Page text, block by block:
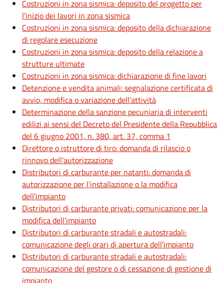
Costruzioni in zona sismica: deposito del progetto per
l'inizio dei lavori in zona sismica
Costruzioni in zona sismica: deposito della dichiarazione
di regolare esecuzione
Costruzioni in zona sismica: deposito della relazione a
strutture ultimate
Costruzioni in zona sismica: dichiarazione di fine lavori
Detenzione e vendita animali: segnalazione certificata di
avvio, modifica o variazione dell'attività
Determinazione della sanzione pecuniaria di interventi
edilizi ai sensi del Decreto del Presidente della Repubblica
del 6 giugno 2001, n. 380, art. 37, comma 1
Direttore o istruttore di tiro: domanda di rilascio o
rinnovo dell'autorizzazione
Distributori di carburante per natanti: domanda di
autorizzazione per l'installazione o la modifica
dell'impianto
Distributori di carburante privati: comunicazione per la
modifica dell'impianto
Distributori di carburante stradali e autostradali:
comunicazione degli orari di apertura dell'impianto
Distributori di carburante stradali e autostradali:
comunicazione del gestore o di cessazione di gestione di